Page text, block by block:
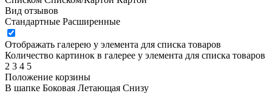
Вид отзывов
Стандартные Расширенные
Отображать галерею у элемента для списка товаров
Количество картинок в галерее у элемента для списка товаров
2 3 4 5
Положение корзины
В шапке Боковая Летающая Снизу